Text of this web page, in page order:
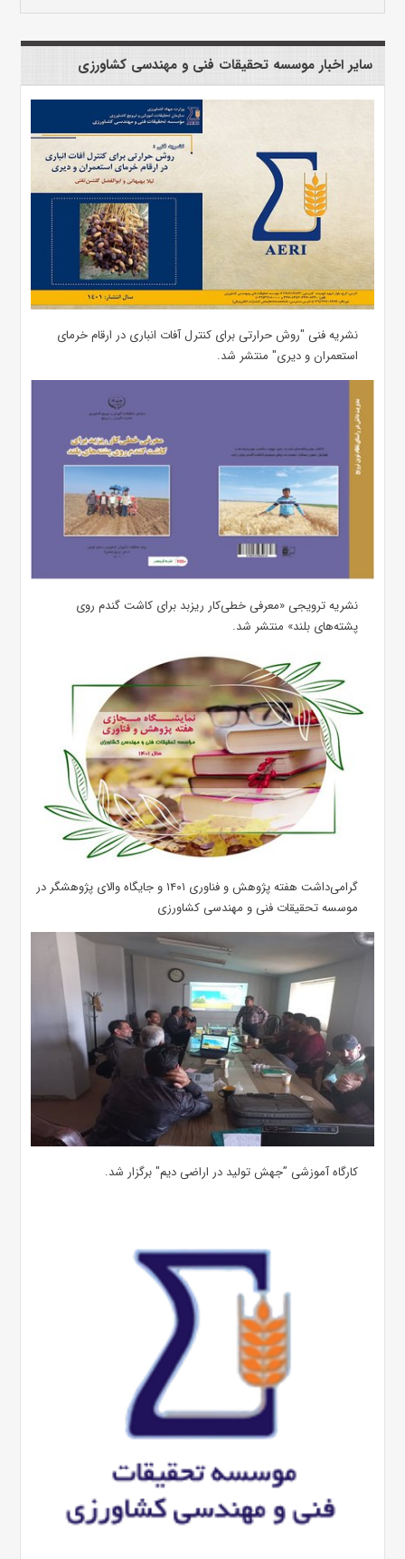
سایر اخبار موسسه تحقیقات فنی و مهندسی کشاورزی
نشریه فنی "روش حرارتی برای کنترل آفات انباری در ارقام خرمای
استعمران و دیری" منتشر شد.
نشریه ترویجی «معرفی خطی‌کار ریزبد برای کاشت گندم روی
پشته‌های بلند» منتشر شد.
گرامی‌داشت هفته پژوهش و فناوری ۱۴۰۱ و جایگاه والای پژوهشگر در
موسسه تحقیقات فنی و مهندسی کشاورزی
کارگاه آموزشی ”جهش تولید در اراضی دیم" برگزار شد.